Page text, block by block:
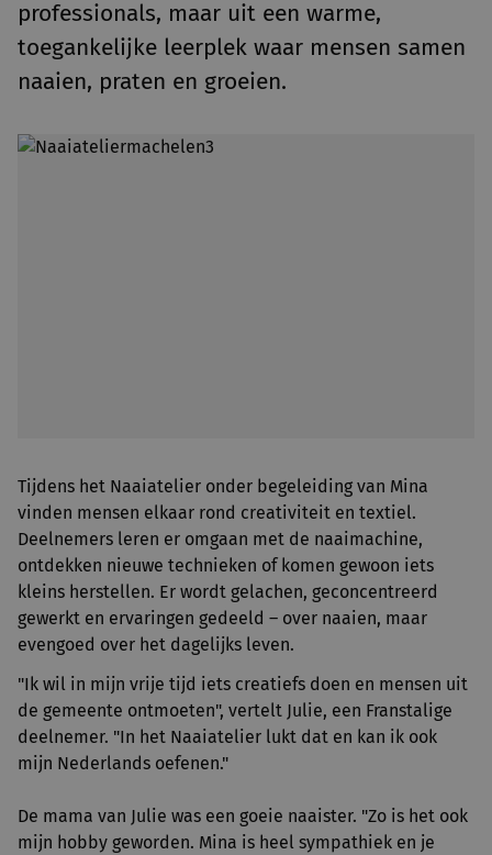
professionals, maar uit een warme,
toegankelijke leerplek waar mensen samen
naaien, praten en groeien.
Tijdens het Naaiatelier onder begeleiding van Mina
vinden mensen elkaar rond creativiteit en textiel.
Deelnemers leren er omgaan met de naaimachine,
ontdekken nieuwe technieken of komen gewoon iets
kleins herstellen. Er wordt gelachen, geconcentreerd
gewerkt en ervaringen gedeeld – over naaien, maar
evengoed over het dagelijks leven.
"Ik wil in mijn vrije tijd iets creatiefs doen en mensen uit
de gemeente ontmoeten", vertelt Julie, een Franstalige
deelnemer. "In het Naaiatelier lukt dat en kan ik ook
mijn Nederlands oefenen."
De mama van Julie was een goeie naaister. "Zo is het ook
mijn hobby geworden. Mina is heel sympathiek en je